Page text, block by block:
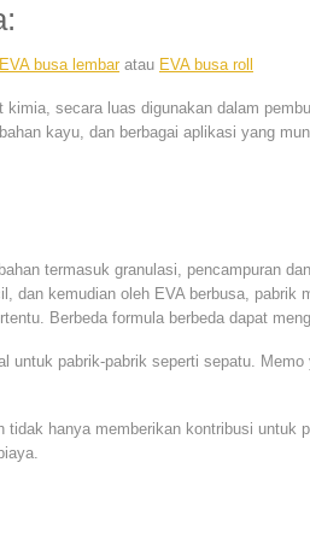
EVA busa lembar atau EVA busa roll
kimia, secara luas digunakan dalam
kayu, dan berbagai aplikasi yang
termasuk granulasi, pencampuran
dan kemudian oleh EVA berbusa, pabrik
Berbeda formula berbeda dapat
untuk pabrik-pabrik seperti sepatu.
tidak hanya memberikan kontribusi untuk